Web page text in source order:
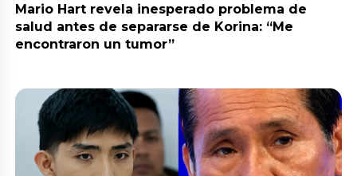
Mario Hart revela inesperado problema de
salud antes de separarse de Korina: “Me
encontraron un tumor”